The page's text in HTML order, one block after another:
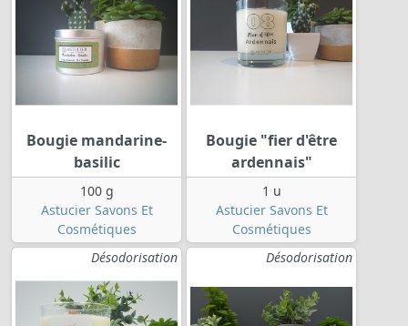
Bougie mandarine-
basilic
100 g
Astucier Savons Et
Cosmétiques
Bougie "fier d'être
ardennais"
1 u
Astucier Savons Et
Cosmétiques
Désodorisation
Désodorisation